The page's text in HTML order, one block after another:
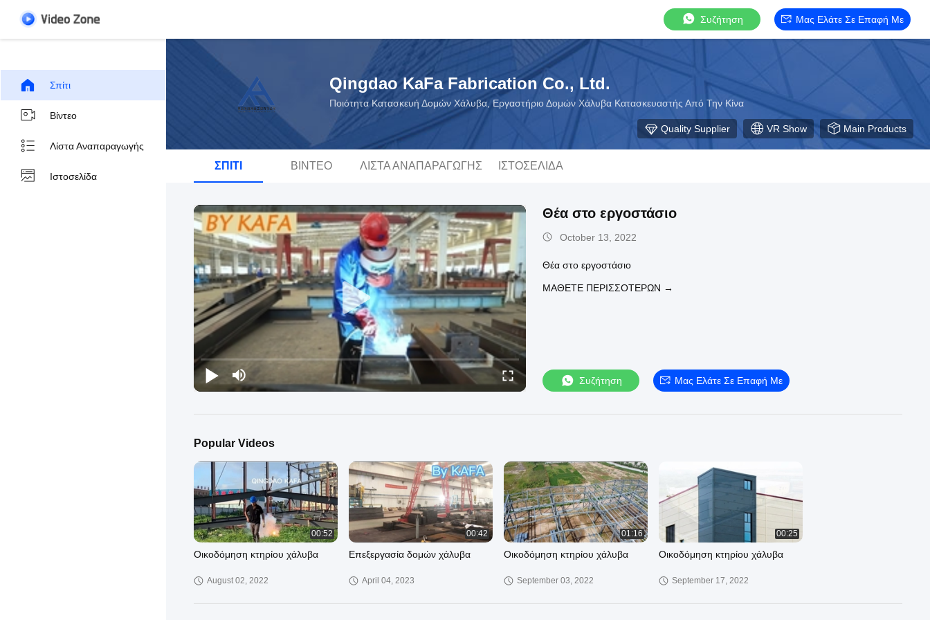
Συζήτηση Μας Ελάτε Σε Επαφή Με
Σπίτι
Βίντεο
Λίστα Αναπαραγωγής
Ιστοσελίδα
Qingdao KaFa Fabrication Co., Ltd.
Ποιότητα Κατασκευή Δομών Χάλυβα, Εργαστήριο Δομών Χάλυβα Κατασκευαστής Από Την Κίνα
Quality Supplier VR Show Main Products
ΣΠΊΤΙ ΒΊΝΤΕΟ ΛΊΣΤΑ ΑΝΑΠΑΡΑΓΩΓΉΣ ΙΣΤΟΣΕΛΊΔΑ
Θέα στο εργοστάσιο
October 13, 2022
Θέα στο εργοστάσιο
ΜΆΘΕΤΕ ΠΕΡΙΣΣΌΤΕΡΩΝ →
Συζήτηση Μας Ελάτε Σε Επαφή Με
Popular Videos
00:52
Οικοδόμηση κτηρίου χάλυβα
August 02, 2022
00:42
Επεξεργασία δομών χάλυβα
April 04, 2023
01:16
Οικοδόμηση κτηρίου χάλυβα
September 03, 2022
00:25
Οικοδόμηση κτηρίου χάλυβα
September 17, 2022